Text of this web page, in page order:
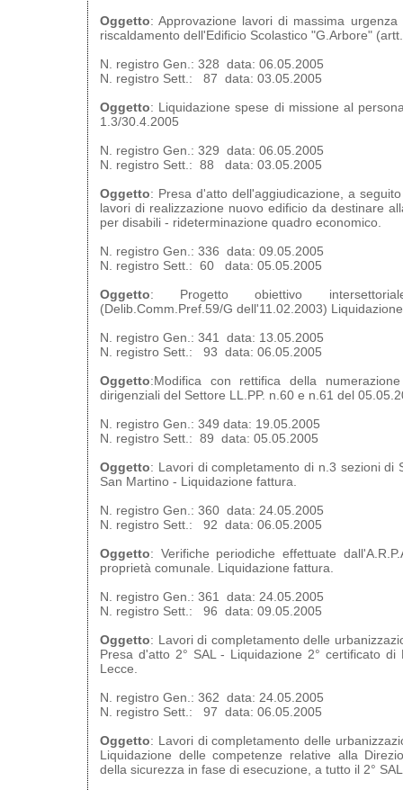
Oggetto: Approvazione lavori di massima
riscaldamento dell'Edificio Scolastico "G.Arbore"
N. registro Gen.: 328 data: 06.05.2005
N. registro Sett.: 87 data: 03.05.2005
Oggetto: Liquidazione spese di missione al
1.3/30.4.2005
N. registro Gen.: 329 data: 06.05.2005
N. registro Sett.: 88 data: 03.05.2005
Oggetto: Presa d'atto dell'aggiudicazione, a
lavori di realizzazione nuovo edificio da destinare
per disabili - rideterminazione quadro economico.
N. registro Gen.: 336 data: 09.05.2005
N. registro Sett.: 60 data: 05.05.2005
Oggetto: Progetto obiettivo
(Delib.Comm.Pref.59/G dell'11.02.2003)
N. registro Gen.: 341 data: 13.05.2005
N. registro Sett.: 93 data: 06.05.2005
Oggetto:Modifica con rettifica della
dirigenziali del Settore LL.PP. n.60 e n.61 del
N. registro Gen.: 349 data: 19.05.2005
N. registro Sett.: 89 data: 05.05.2005
Oggetto: Lavori di completamento di n.3 sezioni di
San Martino - Liquidazione fattura.
N. registro Gen.: 360 data: 24.05.2005
N. registro Sett.: 92 data: 06.05.2005
Oggetto: Verifiche periodiche effettuate
proprietà comunale. Liquidazione fattura.
N. registro Gen.: 361 data: 24.05.2005
N. registro Sett.: 96 data: 09.05.2005
Oggetto: Lavori di completamento delle
Presa d'atto 2° SAL - Liquidazione 2° certificato
Lecce.
N. registro Gen.: 362 data: 24.05.2005
N. registro Sett.: 97 data: 06.05.2005
Oggetto: Lavori di completamento delle
Liquidazione delle competenze relative alla
della sicurezza in fase di esecuzione, a tutto il 2°